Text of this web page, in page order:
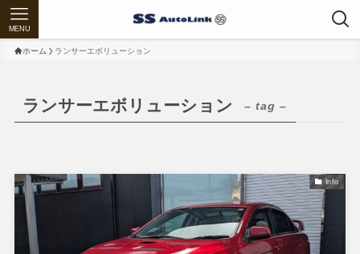
MENU
ホーム ランサーエボリューション
ランサーエボリューション – tag –
Info